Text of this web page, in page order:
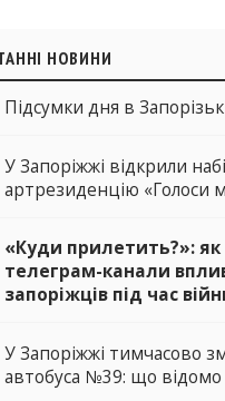
НОВИНИ
Підсумки дня в
У Запоріжжі відкрили
артрезиденцію «Голоси
«Куди прилетить?»: як
телеграм-канали
запоріжців під час
У Запоріжжі тимчасово
автобуса №39: що відомо